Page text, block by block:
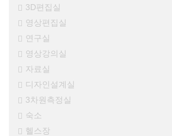
3D편집실
영상편집실
연구실
영상강의실
자료실
디자인설계실
3차원측정실
숙소
헬스장